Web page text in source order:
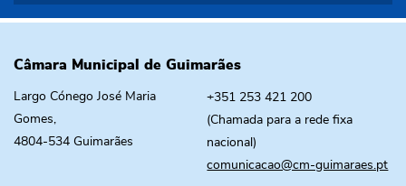
Câmara Municipal de Guimarães
Largo Cónego José Maria
Gomes,
4804-534 Guimarães
+351 253 421 200
(Chamada para a rede fixa
nacional)
comunicacao@cm-guimaraes.pt